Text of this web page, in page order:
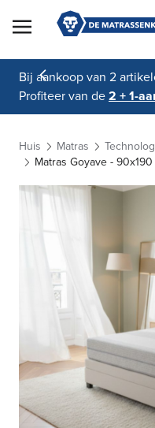
Skip to Content
Bij aankoop van 2
Profiteer van de2 + 1-
Huis Matras
Matras Goyave -